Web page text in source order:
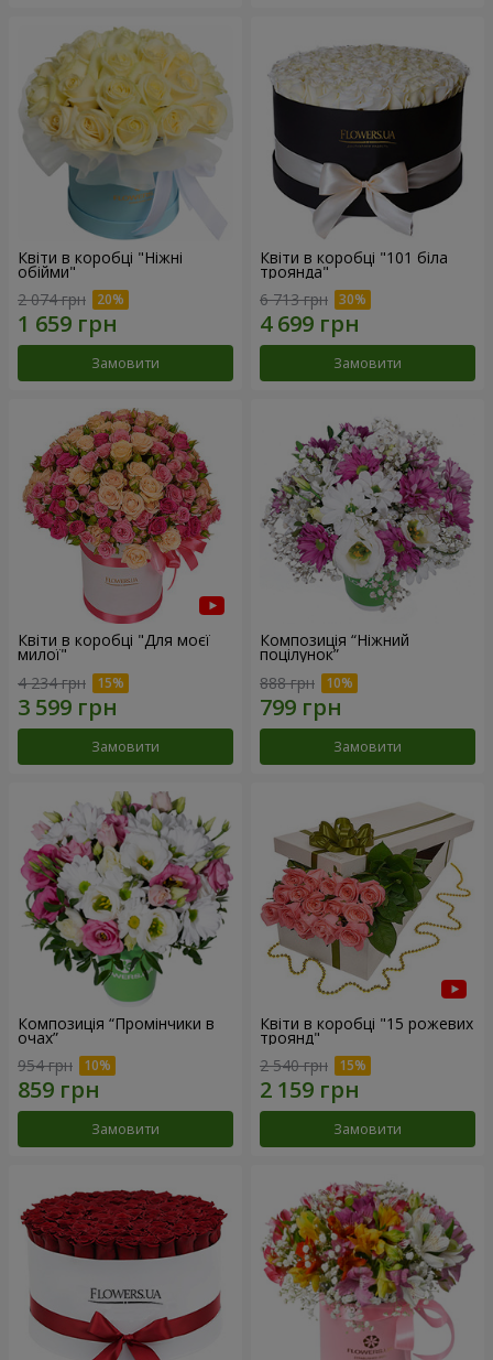
Квіти в коробці "Ніжні
обійми"
2 074 грн
Замовити
Квіти в коробці "101 біла
троянда"
6 713 грн
Замовити
Квіти в коробці "Для моєї
милої"
4 234 грн
Замовити
Композиція “Ніжний
поцілунок”
888 грн
Замовити
Композиція “Промінчики в
очах”
954 грн
Замовити
Квіти в коробці "15 рожевих
троянд"
2 540 грн
Замовити